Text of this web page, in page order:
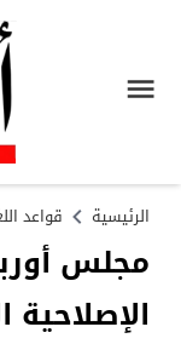
الرئيسية قواعد
مجلس
الإصلاحية